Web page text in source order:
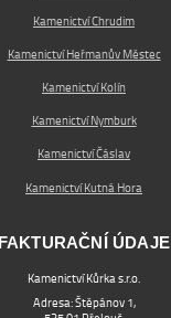
Kamenictví Chrudim
Kamenictví Heřmanův Městec
Kamenictví Kolín
Kamenictví Nymburk
Kamenictví Čáslav
Kamenictví Kutná Hora
FAKTURAČNÍ ÚDAJE
Kamenictví Kůrka s.r.o.
Adresa: Štěpánov 1,